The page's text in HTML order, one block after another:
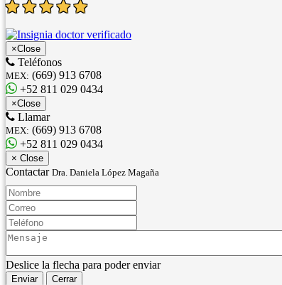
×Close
Teléfonos
MEX: (669) 913 6708
+52 811 029 0434
×Close
Llamar
MEX: (669) 913 6708
+52 811 029 0434
× Close
Contactar Dra. Daniela López Magaña
Nombre:
Correo:
Teléfono:
Mensaje:
Deslice la flecha para poder enviar
Enviar
Cerrar